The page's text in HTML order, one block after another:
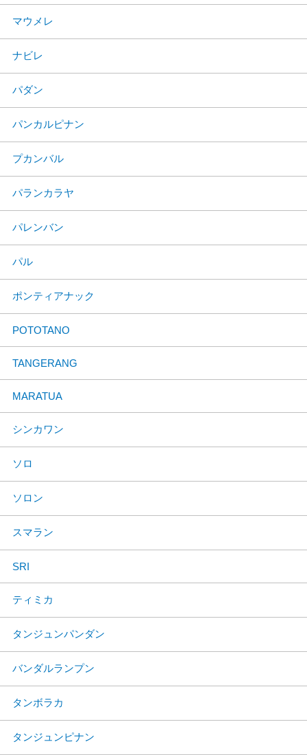
マウメレ
ナビレ
パダン
パンカルピナン
プカンバル
パランカラヤ
パレンバン
パル
ポンティアナック
POTOTANO
TANGERANG
MARATUA
シンカワン
ソロ
ソロン
スマラン
SRI
ティミカ
タンジュンパンダン
バンダルランプン
タンボラカ
タンジュンピナン